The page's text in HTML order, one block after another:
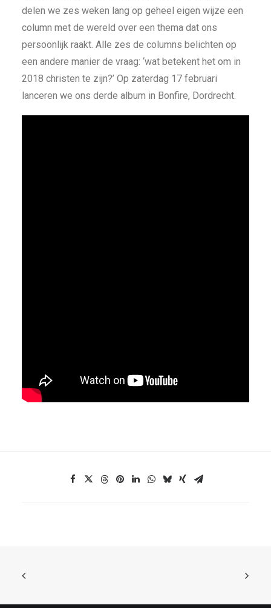
delen we zes weken lang op geheel eigen wijze een
column met de wereld over een thema dat ons
persoonlijk raakt. Alle zes de columns belichten op
een andere manier de vraag: ‘wat betekent het om in
2018 christen te zijn?’ Op zaterdag 17 februari
lanceren we ons derde album in Bonfire, Dordrecht.